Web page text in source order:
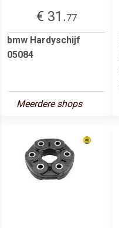
€ 31.77
bmw Hardyschijf
05084
Meerdere shops